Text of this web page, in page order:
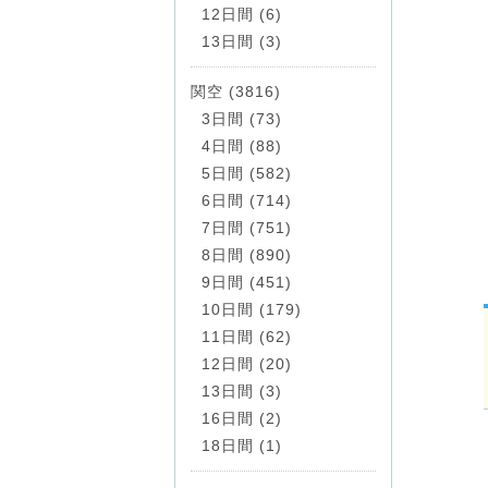
12日間 (6)
13日間 (3)
関空 (3816)
3日間 (73)
4日間 (88)
5日間 (582)
6日間 (714)
7日間 (751)
8日間 (890)
9日間 (451)
10日間 (179)
11日間 (62)
12日間 (20)
13日間 (3)
16日間 (2)
18日間 (1)